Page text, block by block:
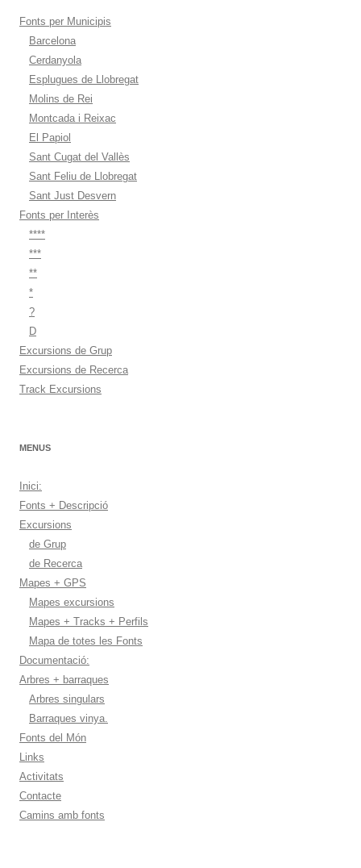
Fonts per Municipis
Barcelona
Cerdanyola
Esplugues de Llobregat
Molins de Rei
Montcada i Reixac
El Papiol
Sant Cugat del Vallès
Sant Feliu de Llobregat
Sant Just Desvern
Fonts per Interès
****
***
**
*
?
D
Excursions de Grup
Excursions de Recerca
Track Excursions
MENUS
Inici:
Fonts + Descripció
Excursions
de Grup
de Recerca
Mapes + GPS
Mapes excursions
Mapes + Tracks + Perfils
Mapa de totes les Fonts
Documentació:
Arbres + barraques
Arbres singulars
Barraques vinya.
Fonts del Món
Links
Activitats
Contacte
Camins amb fonts